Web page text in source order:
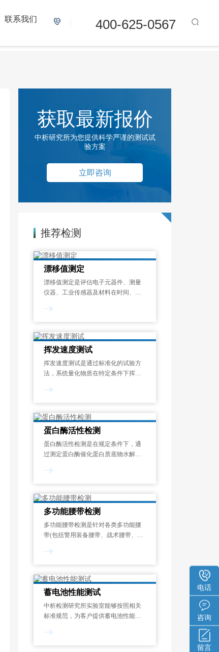
400-625-0567
联系我们
电话
咨询
留言
获取最新报价
中析研究所为您提供科学严谨的测试试
验方案
立即咨询
推荐检测
漂移值测定
漂移值测定是评估电子元器件、测量
仪器、工业传感器及材料在时间、温
能参数偏离初始设定值的程度的标准
件、工业设备及精密仪器中，关键性
能参数随时间
挥发速度测试
挥发速度测试是通过标准化的试验方
法，系统量化物质在特定条件下挥发
试结果以单位时间的质量损失来表
化配方设计并满足法规要求，广泛应
用于化工、涂料、
蛋白酶活性检测
蛋白酶活性检测是在规定条件下，通
过测定蛋白酶催化蛋白质底物水解生
能力的标准化测试过程。酶活力单位
pH条件下，1分钟内水解蛋白质底物
释放1μmol显色呈
多功能腰带检测
多功能腰带检测是针对各类多功能腰
带(包括警用装备腰带、战术腰带、工
性能、化学安全性、环境适应性和使
程。其目的在于验证腰带是否符合国
家强制性
蓄电池性能测试
中析检测研究所实验室能够按照相关
标准规范，为客户提供蓄电池性能测
开路电压测量、内阻测试、寿命测